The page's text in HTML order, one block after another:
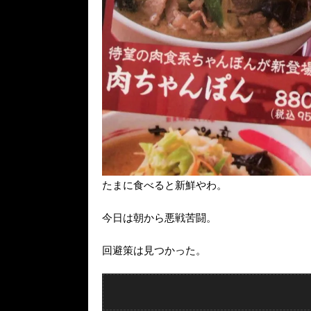
たまに食べると新鮮やわ。
今日は朝から悪戦苦闘。
回避策は見つかった。